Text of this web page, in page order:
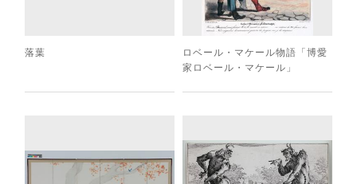
落葉
ロベール・マケール物語「博愛
家ロベール・マケール」